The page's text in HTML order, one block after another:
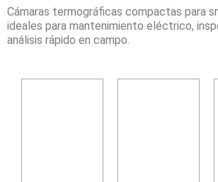
Cámaras termográficas compactas para
ideales para mantenimiento eléctrico,
análisis rápido en campo.